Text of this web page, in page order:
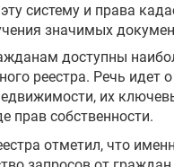
систему и права
значимых
доступны
реестра. Речь идет
их
прав собственности.
отметил, что